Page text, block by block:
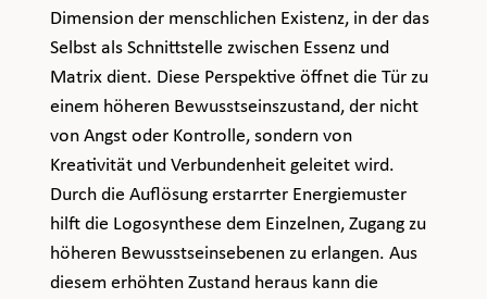
Dimension der menschlichen Existenz, in der das
Selbst als Schnittstelle zwischen Essenz und
Matrix dient. Diese Perspektive öffnet die Tür zu
einem höheren Bewusstseinszustand, der nicht
von Angst oder Kontrolle, sondern von
Kreativität und Verbundenheit geleitet wird.
Durch die Auflösung erstarrter Energiemuster
hilft die Logosynthese dem Einzelnen, Zugang zu
höheren Bewusstseinsebenen zu erlangen. Aus
diesem erhöhten Zustand heraus kann die